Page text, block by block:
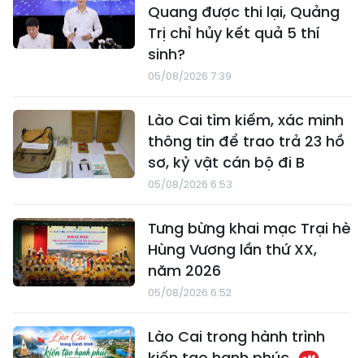
Quang được thi lại, Quảng
Trị chỉ hủy kết quả 5 thí
sinh?
05/08/2026 7:39
Lào Cai tìm kiếm, xác minh
thông tin để trao trả 23 hồ
sơ, kỷ vật cán bộ đi B
05/08/2026 6:53
Tưng bừng khai mạc Trại hè
Hùng Vương lần thứ XX,
năm 2026
05/08/2026 6:52
Lào Cai trong hành trình